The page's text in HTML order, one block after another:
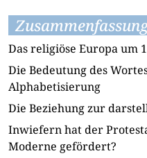
Das religiöse Europa um
Die Bedeutung des
Alphabetisierung
Die Beziehung zur
Inwiefern hat der
Moderne gefördert?